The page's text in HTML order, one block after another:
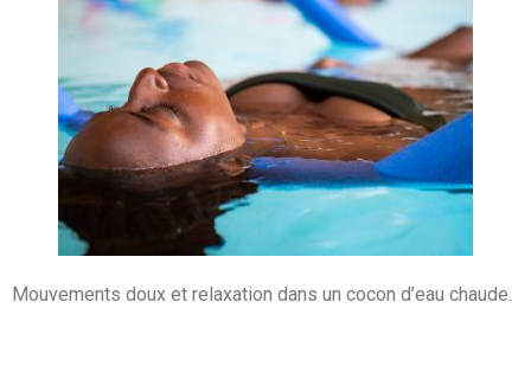
Mouvements doux et relaxation dans un cocon d’eau chaude.